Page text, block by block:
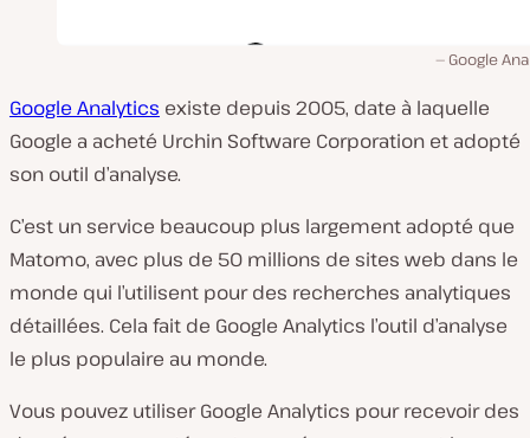
Google
Google Analytics existe depuis 2005, date à laquelle
Google a acheté Urchin Software Corporation et adopté
son outil d’analyse.
C’est un service beaucoup plus largement adopté que
Matomo, avec plus de 50 millions de sites web dans le
monde qui l’utilisent pour des recherches analytiques
détaillées. Cela fait de Google Analytics l’outil d’analyse
le plus populaire au monde.
Vous pouvez utiliser Google Analytics pour recevoir des